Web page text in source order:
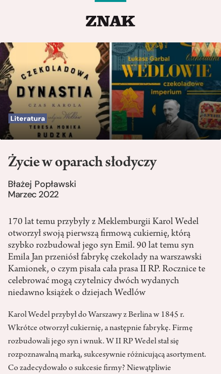
Literatura
Życie w oparach słodyczy
Błażej Popławski
Marzec 2022
170 lat temu przybyły z Meklemburgii Karol Wedel
otworzył swoją pierwszą firmową cukiernię, którą
szybko rozbudował jego syn Emil. 90 lat temu syn
Emila Jan przeniósł fabrykę czekolady na warszawski
Kamionek, o czym pisała cała prasa II RP. Rocznice te
celebrować mogą czytelnicy dwóch wydanych
niedawno książek o dziejach Wedlów
Karol Wedel przybył do Warszawy z Berlina w 1845 r.
Wkrótce otworzył cukiernię, a następnie fabrykę. Firmę
rozbudowali jego syn i wnuk. W II RP Wedel stał się
rozpoznawalną marką, sukcesywnie różnicującą asortyment.
Co zadecydowało o sukcesie firmy? Niewątpliwie